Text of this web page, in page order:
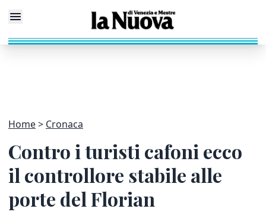
Home Cronaca
Contro i turisti cafoni ecco
il controllore stabile alle
porte del Florian